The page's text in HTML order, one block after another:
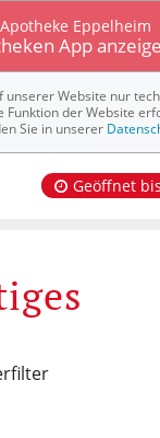
Eppelheim
App
unserer Website nur
Funktion der Website
Sie in unserer
Geöffnet